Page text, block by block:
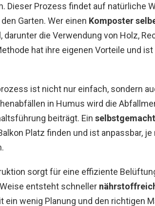
Dieser Prozess findet auf natürliche
Garten. Wer einen Komposter
darunter die Verwendung von Holz,
hat ihre eigenen Vorteile und
ist nicht nur einfach, sondern
in Humus wird die
beiträgt. Ein
Platz finden und ist anpassbar,
sorgt für eine effiziente
entsteht schneller
ein wenig Planung und den richtigen